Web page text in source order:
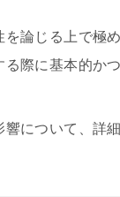
論じる上で極
際に基本的か
について、詳